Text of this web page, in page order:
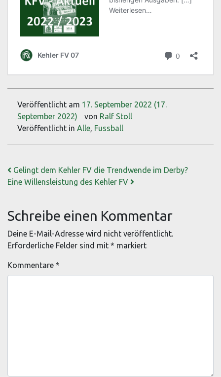
Veröffentlicht am 17. September 2022 (17.
September 2022)
von Ralf Stoll
Veröffentlicht in Alle, Fussball
Beitrags-Navigation
Gelingt dem Kehler FV die Trendwende im Derby?
Eine Willensleistung des Kehler FV
Schreibe einen Kommentar
Deine E-Mail-Adresse wird nicht veröffentlicht.
Erforderliche Felder sind mit * markiert
Kommentare *